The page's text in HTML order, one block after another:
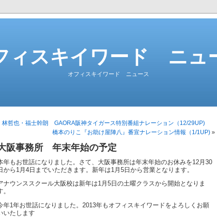
ィスキイワード ニュ
オフィスキイワード ニュース
林哲也・福士幹朗 GAORA阪神タイガース特別番組ナレーション（12/29UP)
橋本のりこ『お助け屋陣八』番宣ナレーション情報（1/1UP) »
阪事務所 年末年始の予定
年もお世話になりました。さて、大阪事務所は年末年始のお休みを12月30
から1月4日までいただきます。新年は1月5日から営業となります。
ナウンススクール大阪校は新年は1月5日の土曜クラスから開始となりま
。
年1年お世話になりました。2013年もオフィスキイワードをよろしくお願
いたします